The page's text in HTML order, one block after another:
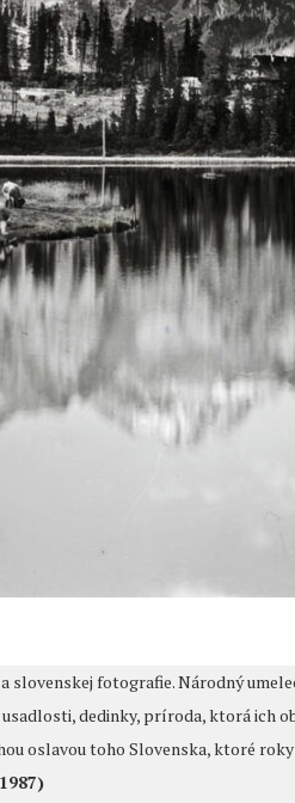
slovenskej fotografie. Národný
dedinky, príroda, ktorá ich
oslavou toho Slovenska, ktoré